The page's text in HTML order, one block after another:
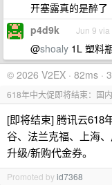
开塞露真的是醉了
p4d9k Jun 9
@shoaly 1L 塑料
© 2026 V2EX · 82ms ·
618年中大促即将结束：国
[即将结束] 腾讯云618
谷、法兰克福、上海
升级/新购代金券。
Promoted byid7368